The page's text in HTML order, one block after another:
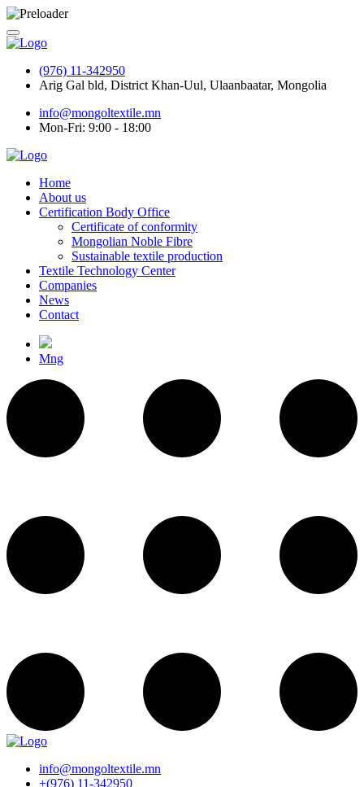
(976) 11-342950
Arig Gal bld, District Khan-Uul, Ulaanbaatar, Mongolia
info@mongoltextile.mn
Mon-Fri: 9:00 - 18:00
Home
About us
Certification Body Office
Certificate of conformity
Mongolian Noble Fibre
Sustainable textile production
Textile Technology Center
Companies
News
Contact
Mng
info@mongoltextile.mn
+(976) 11-342950